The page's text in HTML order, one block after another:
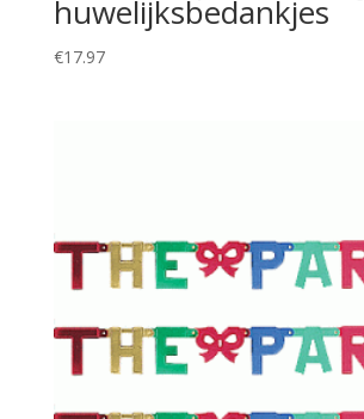
huwelijksbedankjes
€17.97